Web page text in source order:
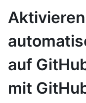
auf
mit